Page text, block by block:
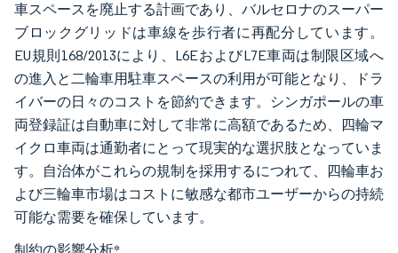
車スペースを廃止する計画であり、バルセロナのスーパー
ブロックグリッドは車線を歩行者に再配分しています。
EU規則168/2013により、L6EおよびL7E車両は制限区域へ
の進入と二輪車用駐車スペースの利用が可能となり、ドラ
イバーの日々のコストを節約できます。シンガポールの車
両登録証は自動車に対して非常に高額であるため、四輪マ
イクロ車両は通勤者にとって現実的な選択肢となっていま
す。自治体がこれらの規制を採用するにつれて、四輪車お
よび三輪車市場はコストに敏感な都市ユーザーからの持続
可能な需要を確保しています。
制約の影響分析